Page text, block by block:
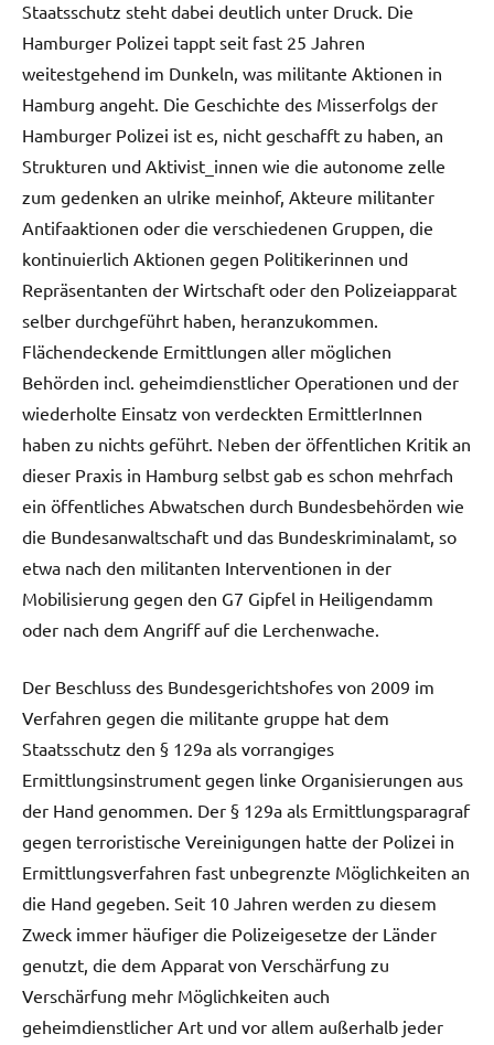
Staatsschutz steht dabei deutlich unter Druck. Die
Hamburger Polizei tappt seit fast 25 Jahren
weitestgehend im Dunkeln, was militante Aktionen in
Hamburg angeht. Die Geschichte des Misserfolgs der
Hamburger Polizei ist es, nicht geschafft zu haben, an
Strukturen und Aktivist_innen wie die autonome zelle
zum gedenken an ulrike meinhof, Akteure militanter
Antifaaktionen oder die verschiedenen Gruppen, die
kontinuierlich Aktionen gegen Politikerinnen und
Repräsentanten der Wirtschaft oder den Polizeiapparat
selber durchgeführt haben, heranzukommen.
Flächendeckende Ermittlungen aller möglichen
Behörden incl. geheimdienstlicher Operationen und der
wiederholte Einsatz von verdeckten ErmittlerInnen
haben zu nichts geführt. Neben der öffentlichen Kritik an
dieser Praxis in Hamburg selbst gab es schon mehrfach
ein öffentliches Abwatschen durch Bundesbehörden wie
die Bundesanwaltschaft und das Bundeskriminalamt, so
etwa nach den militanten Interventionen in der
Mobilisierung gegen den G7 Gipfel in Heiligendamm
oder nach dem Angriff auf die Lerchenwache.
Der Beschluss des Bundesgerichtshofes von 2009 im
Verfahren gegen die militante gruppe hat dem
Staatsschutz den § 129a als vorrangiges
Ermittlungsinstrument gegen linke Organisierungen aus
der Hand genommen. Der § 129a als Ermittlungsparagraf
gegen terroristische Vereinigungen hatte der Polizei in
Ermittlungsverfahren fast unbegrenzte Möglichkeiten an
die Hand gegeben. Seit 10 Jahren werden zu diesem
Zweck immer häufiger die Polizeigesetze der Länder
genutzt, die dem Apparat von Verschärfung zu
Verschärfung mehr Möglichkeiten auch
geheimdienstlicher Art und vor allem außerhalb jeder